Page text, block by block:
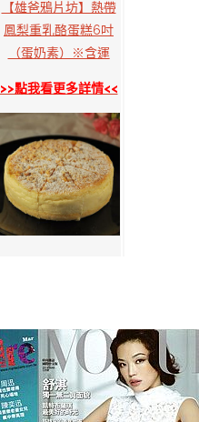
【雄爸鴉片坊】熱帶
鳳梨重乳酪蛋糕6吋
（蛋奶素）※含運
>>點我看更多詳情<<